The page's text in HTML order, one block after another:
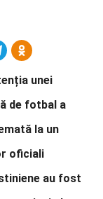
unei
de fotbal a
la un
oficiali
au fost